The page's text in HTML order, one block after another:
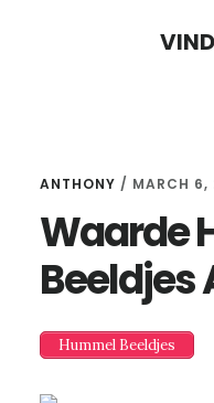
ANTHONY / MARCH 6,
Waarde
Beeldjes
Hummel Beeldjes